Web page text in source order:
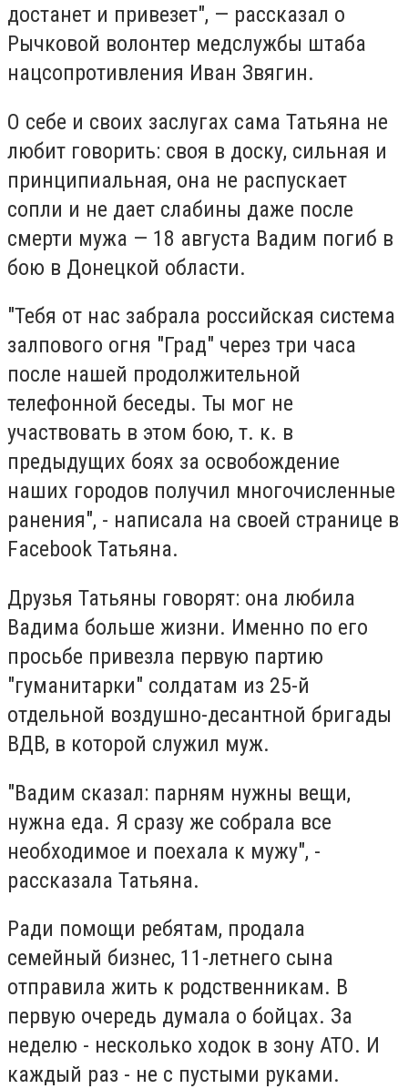
достанет и привезет", — рассказал о
Рычковой волонтер медслужбы штаба
нацсопротивления Иван Звягин.
О себе и своих заслугах сама Татьяна не
любит говорить: своя в доску, сильная и
принципиальная, она не распускает
сопли и не дает слабины даже после
смерти мужа — 18 августа Вадим погиб в
бою в Донецкой области.
"Тебя от нас забрала российская система
залпового огня "Град" через три часа
после нашей продолжительной
телефонной беседы. Ты мог не
участвовать в этом бою, т. к. в
предыдущих боях за освобождение
наших городов получил многочисленные
ранения", - написала на своей странице в
Facebook Татьяна.
Друзья Татьяны говорят: она любила
Вадима больше жизни. Именно по его
просьбе привезла первую партию
"гуманитарки" солдатам из 25-й
отдельной воздушно-десантной бригады
ВДВ, в которой служил муж.
"Вадим сказал: парням нужны вещи,
нужна еда. Я сразу же собрала все
необходимое и поехала к мужу", -
рассказала Татьяна.
Ради помощи ребятам, продала
семейный бизнес, 11-летнего сына
отправила жить к родственникам. В
первую очередь думала о бойцах. За
неделю - несколько ходок в зону АТО. И
каждый раз - не с пустыми руками.